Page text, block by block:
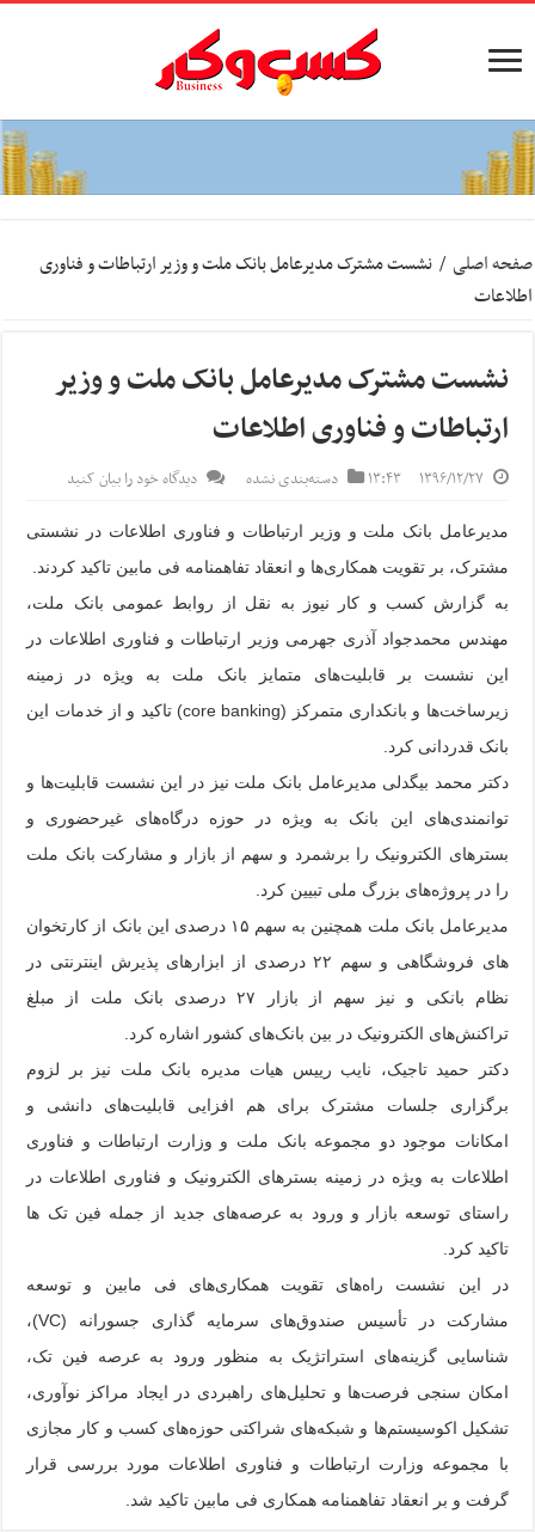
صفحه اصلی / نشست مشترک مدیرعامل بانک ملت و وزیر ارتباطات و فناوری
اطلاعات
نشست مشترک مدیرعامل بانک ملت و وزیر
ارتباطات و فناوری اطلاعات
۱۳۹۶/۱۲/۲۷ ۱۳:۴۳ دسته‌بندی نشده دیدگاه خود را بیان کنید
مدیرعامل بانک ملت و وزیر ارتباطات و فناوری اطلاعات در نشستی
مشترک، بر تقویت همکاری‌ها و انعقاد تفاهمنامه فی مابین تاکید کردند.
به گزارش کسب و کار نیوز به نقل از روابط عمومی بانک ملت،
مهندس محمدجواد آذری جهرمی وزیر ارتباطات و فناوری اطلاعات در
این نشست بر قابلیت‌های متمایز بانک ملت به ویژه در زمینه
زیرساخت‌ها و بانکداری متمرکز (core banking) تاکید و از خدمات این
بانک قدردانی کرد.
دکتر محمد بیگدلی مدیرعامل بانک ملت نیز در این نشست قابلیت‌ها و
توانمندی‌های این بانک به ویژه در حوزه درگاه‌های غیرحضوری و
بسترهای الکترونیک را برشمرد و سهم از بازار و مشارکت بانک ملت
را در پروژه‌های بزرگ ملی تبیین کرد.
مدیرعامل بانک ملت همچنین به سهم ۱۵ درصدی این بانک از کارتخوان
های فروشگاهی و سهم ۲۲ درصدی از ابزارهای پذیرش اینترنتی در
نظام بانکی و نیز سهم از بازار ۲۷ درصدی بانک ملت از مبلغ
تراکنش‌های الکترونیک در بین بانک‌های کشور اشاره کرد.
دکتر حمید تاجیک، نایب رییس هیات مدیره بانک ملت نیز بر لزوم
برگزاری جلسات مشترک برای هم افزایی قابلیت‌های دانشی و
امکانات موجود دو مجموعه بانک ملت و وزارت ارتباطات و فناوری
اطلاعات به ویژه در زمینه بسترهای الکترونیک و فناوری اطلاعات در
راستای توسعه بازار و ورود به عرصه‌های جدید از جمله فین تک ها
تاکید کرد.
در این نشست راه‌های تقویت همکاری‌های فی مابین و توسعه
مشارکت در تأسیس صندوق‌های سرمایه گذاری جسورانه (VC)،
شناسایی گزینه‌های استراتژیک به منظور ورود به عرصه فین تک،
امکان سنجی فرصت‌ها و تحلیل‌های راهبردی در ایجاد مراکز نوآوری،
تشکیل اکوسیستم‌ها و شبکه‌های شراکتی حوزه‌های کسب و کار مجازی
با مجموعه وزارت ارتباطات و فناوری اطلاعات مورد بررسی قرار
گرفت و بر انعقاد تفاهمنامه همکاری فی مابین تاکید شد.